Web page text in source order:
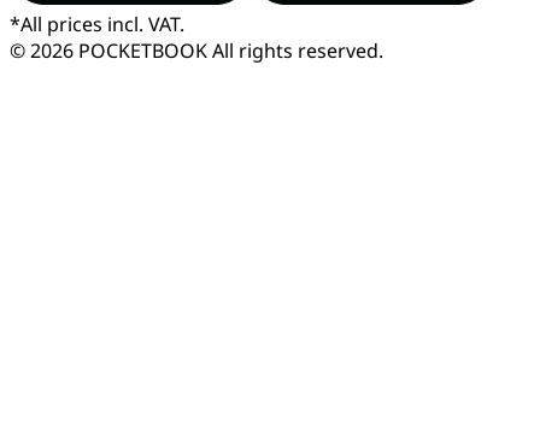
*All prices incl. VAT.
© 2026 POCKETBOOKAll rights reserved.